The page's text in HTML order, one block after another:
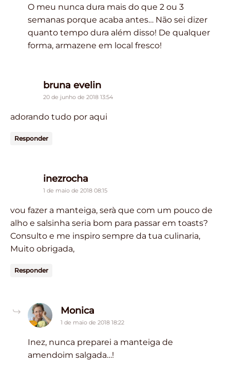
O meu nunca dura mais do que 2 ou 3
semanas porque acaba antes… Não sei dizer
quanto tempo dura além disso! De qualquer
forma, armazene em local fresco!
bruna evelinsays:
20 de junho de 2018 13:54
adorando tudo por aqui
Responder
inezrocha
1 de maio de 2018 08:15
vou fazer a manteiga, serà que com um pouco de
alho e salsinha seria bom para passar em toasts?
Consulto e me inspiro sempre da tua culinaria,
Muito obrigada,
Responder
Monica
1 de maio de 2018 18:22
Inez, nunca preparei a manteiga de
amendoim salgada…!